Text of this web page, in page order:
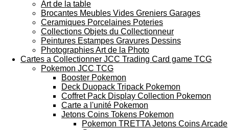
Art de la table
Brocantes Meubles Vides Greniers Garages
Ceramiques Porcelaines Poteries
Collections Objets du Collectionneur
Peintures Estampes Gravures Dessins
Photographies Art de la Photo
Cartes a Collectionner JCC Trading Card game TCG
Pokemon JCC TCG
Booster Pokemon
Deck Duopack Tripack Pokemon
Coffret Pack Display Collection Pokemon
Carte a l'unité Pokemon
Jetons Coins Tokens Pokemon
Pokemon TRETTA Jetons Coins Arcade